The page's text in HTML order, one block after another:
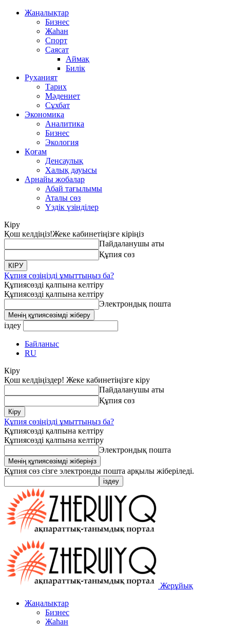
Жаңалықтар
Бизнес
Жаһан
Спорт
Саясат
Аймақ
Билік
Руханият
Тарих
Мәдениет
Сұхбат
Экономика
Аналитика
Бизнес
Экология
Қоғам
Денсаулық
Халық дауысы
Арнайы жобалар
Абай тағылымы
Аталы сөз
Үздік үзінділер
Кіру
Қош келдіңіз!Жеке кабинетіңізге кіріңіз
Пайдаланушы аты
Құпия сөз
Құпия сөзіңізді ұмыттыңыз ба?
Құпиясөзді қалпына келтіру
Құпиясөзді қалпына келтіру
Электрондық пошта
іздеу
Байланыс
RU
Кіру
Қош келдіңіздер! Жеке кабинетіңізге кіру
Пайдаланушы аты
Құпия сөз
Құпия сөзіңізді ұмыттыңыз ба?
Құпиясөзді қалпына келтіру
Құпиясөзді қалпына келтіру
Электрондық пошта
Құпия сөз сізге электронды пошта арқылы жіберіледі.
Жерұйық
Жаңалықтар
Бизнес
Жаһан